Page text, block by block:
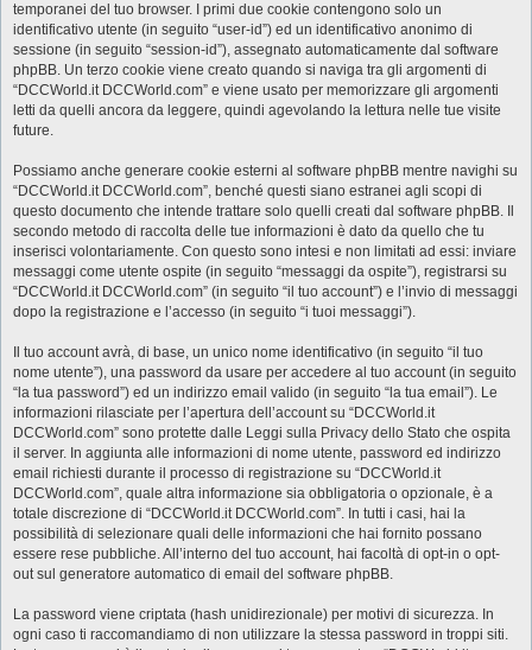
temporanei del tuo browser. I primi due cookie contengono solo un
identificativo utente (in seguito “user-id”) ed un identificativo anonimo di
sessione (in seguito “session-id”), assegnato automaticamente dal software
phpBB. Un terzo cookie viene creato quando si naviga tra gli argomenti di
“DCCWorld.it DCCWorld.com” e viene usato per memorizzare gli argomenti
letti da quelli ancora da leggere, quindi agevolando la lettura nelle tue visite
future.
Possiamo anche generare cookie esterni al software phpBB mentre navighi su
“DCCWorld.it DCCWorld.com”, benché questi siano estranei agli scopi di
questo documento che intende trattare solo quelli creati dal software phpBB. Il
secondo metodo di raccolta delle tue informazioni è dato da quello che tu
inserisci volontariamente. Con questo sono intesi e non limitati ad essi: inviare
messaggi come utente ospite (in seguito “messaggi da ospite”), registrarsi su
“DCCWorld.it DCCWorld.com” (in seguito “il tuo account”) e l’invio di messaggi
dopo la registrazione e l’accesso (in seguito “i tuoi messaggi”).
Il tuo account avrà, di base, un unico nome identificativo (in seguito “il tuo
nome utente”), una password da usare per accedere al tuo account (in seguito
“la tua password”) ed un indirizzo email valido (in seguito “la tua email”). Le
informazioni rilasciate per l’apertura dell’account su “DCCWorld.it
DCCWorld.com” sono protette dalle Leggi sulla Privacy dello Stato che ospita
il server. In aggiunta alle informazioni di nome utente, password ed indirizzo
email richiesti durante il processo di registrazione su “DCCWorld.it
DCCWorld.com”, quale altra informazione sia obbligatoria o opzionale, è a
totale discrezione di “DCCWorld.it DCCWorld.com”. In tutti i casi, hai la
possibilità di selezionare quali delle informazioni che hai fornito possano
essere rese pubbliche. All’interno del tuo account, hai facoltà di opt-in o opt-
out sul generatore automatico di email del software phpBB.
La password viene criptata (hash unidirezionale) per motivi di sicurezza. In
ogni caso ti raccomandiamo di non utilizzare la stessa password in troppi siti.